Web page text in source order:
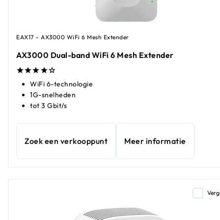
EAX17 – AX3000 WiFi 6 Mesh Extender
AX3000 Dual-band WiFi 6 Mesh Extender
WiFi 6-technologie
1G-snelheden
tot 3 Gbit/s
Zoek een verkooppunt Meer informatie